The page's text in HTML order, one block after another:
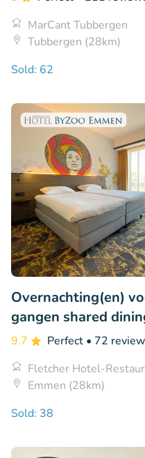
MarCant Tubbergen
Tubbergen (28km)
Sold: 62
Overnachting(en)
gangen shared
9.7 Perfect • 72
Fletcher Hotel-
Emmen (28km)
Sold: 38